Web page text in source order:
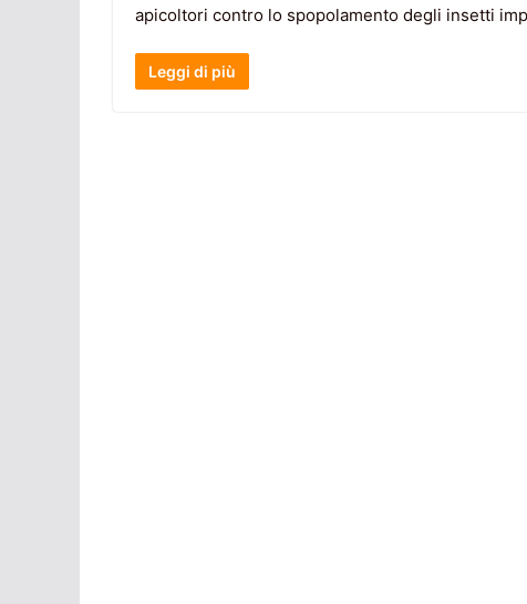
apicoltori contro lo spopolamento degli insetti
Leggi di più